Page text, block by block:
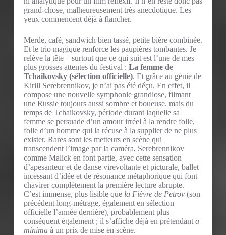
grand-chose, malheureusement très anecdotique. Les
yeux commencent déjà à flancher.
Merde, café, sandwich bien tassé, petite bière combinée.
Et le trio magique renforce les paupières tombantes. Je
relève la tête – surtout que ce qui suit est l’une de mes
plus grosses attentes du festival : La femme de
Tchaikovsky (sélection officielle). Et grâce au génie de
Kirill Serebrennikov, je n’ai pas été déçu. En effet, il
compose une nouvelle symphonie grandiose, filmant
une Russie toujours aussi sombre et boueuse, mais du
temps de Tchaikovsky, période durant laquelle sa
femme se persuade d’un amour irréel à la rendre folle,
folle d’un homme qui la récuse à la supplier de ne plus
exister. Rares sont les metteurs en scène qui
transcendent l’image par la caméra, Serebrennikov
comme Malick en font partie, avec cette sensation
d’apesanteur et de danse virevoltante et picturale, ballet
incessant d’idée et de résonance métaphorique qui font
chavirer complètement la première lecture abrupte.
C’est immense, plus lisible que la Fièvre de Petrov(son
précédent long-métrage, également en sélection
officielle l’année dernière), probablement plus
conséquent également ; il s’affiche déjà en prétendant a
minimaà un prix de mise en scène.